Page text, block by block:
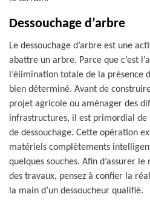
Dessouchage d’arbre
Le dessouchage d’arbre est une
abattre un arbre. Parce que c’est
l’élimination totale de la présence
bien déterminé. Avant de
projet agricole ou aménager des
infrastructures, il est primordial de
de dessouchage. Cette opération
matériels complètements
quelques souches. Afin d’assurer
des travaux, pensez à confier la
la main d’un dessoucheur qualifié.